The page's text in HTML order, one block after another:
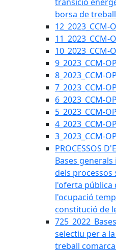
borsa de
12_2023_CCM-
11_2023_CCM-
10_2023_CCM-
9_2023_CCM-
8_2023_CCM-
7_2023_CCM-
6_2023_CCM-
5_2023_CCM-
4_2023_CCM-
3_2023_CCM-
PROCESSOS
Bases
dels processos
l'oferta pública
l'ocupació
constitució de
selectiu per a
treball